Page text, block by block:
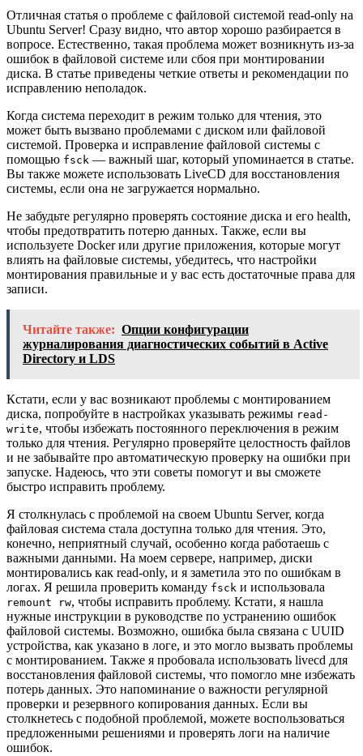
Отличная статья о проблеме с файловой системой read-only на
Ubuntu Server! Сразу видно, что автор хорошо разбирается в
вопросе. Естественно, такая проблема может возникнуть из-за
ошибок в файловой системе или сбоя при монтировании
диска. В статье приведены четкие ответы и рекомендации по
исправлению неполадок.
Когда система переходит в режим только для чтения, это
может быть вызвано проблемами с диском или файловой
системой. Проверка и исправление файловой системы с
помощью fsck — важный шаг, который упоминается в статье.
Вы также можете использовать LiveCD для восстановления
системы, если она не загружается нормально.
Не забудьте регулярно проверять состояние диска и его health,
чтобы предотвратить потерю данных. Также, если вы
используете Docker или другие приложения, которые могут
влиять на файловые системы, убедитесь, что настройки
монтирования правильные и у вас есть достаточные права для
записи.
Читайте также: Опции конфигурации
журналирования диагностических событий в Active
Directory и LDS
Кстати, если у вас возникают проблемы с монтированием
диска, попробуйте в настройках указывать режимы read-
write, чтобы избежать постоянного переключения в режим
только для чтения. Регулярно проверяйте целостность файлов
и не забывайте про автоматическую проверку на ошибки при
запуске. Надеюсь, что эти советы помогут и вы сможете
быстро исправить проблему.
Я столкнулась с проблемой на своем Ubuntu Server, когда
файловая система стала доступна только для чтения. Это,
конечно, неприятный случай, особенно когда работаешь с
важными данными. На моем сервере, например, диски
монтировались как read-only, и я заметила это по ошибкам в
логах. Я решила проверить команду fsck и использовала
remount rw, чтобы исправить проблему. Кстати, я нашла
нужные инструкции в руководстве по устранению ошибок
файловой системы. Возможно, ошибка была связана с UUID
устройства, как указано в логе, и это могло вызвать проблемы
с монтированием. Также я пробовала использовать livecd для
восстановления файловой системы, что помогло мне избежать
потерь данных. Это напоминание о важности регулярной
проверки и резервного копирования данных. Если вы
столкнетесь с подобной проблемой, можете воспользоваться
предложенными решениями и проверять логи на наличие
ошибок.